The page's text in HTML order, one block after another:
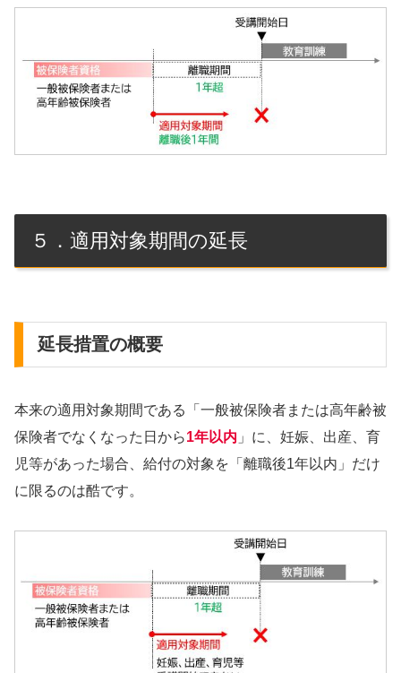
５．適用対象期間の延長
延長措置の概要
本来の適用対象期間である「一般被保険者または高年齢被
保険者でなくなった日から1年以内 」に、妊娠、出産、育
児等があった場合、給付の対象を「離職後1年以内」だけ
に限るのは酷です。